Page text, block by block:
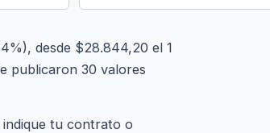
desde $28.844,20 el 1
publicaron 30 valores
tu contrato o